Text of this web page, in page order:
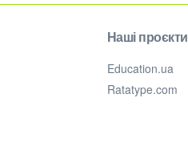
Наші проєкти
Education.ua
Ratatype.com